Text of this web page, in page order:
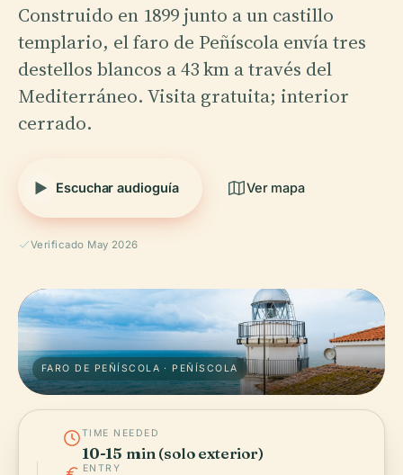
Construido en 1899 junto a un castillo
templario, el faro de Peñíscola envía tres
destellos blancos a 43 km a través del
Mediterráneo. Visita gratuita; interior
cerrado.
Escuchar audioguía Ver mapa
Verificado May 2026
FARO DE PEÑÍSCOLA · PEÑÍSCOLA
TIME NEEDED
10-15 min (solo exterior)
ENTRY